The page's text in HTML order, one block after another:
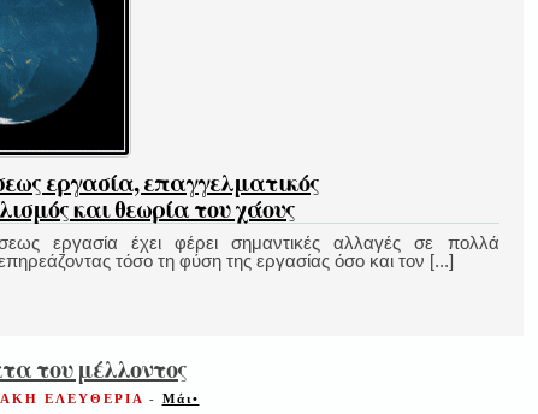
εργασία, επαγγελματικός
και θεωρία του χάους
εργασία έχει φέρει σημαντικές αλλαγές σε πολλά
τόσο τη φύση της εργασίας όσο και τον [...]
του μέλλοντος
ΕΛΕΥΘΕΡΙΑ - Μάι•